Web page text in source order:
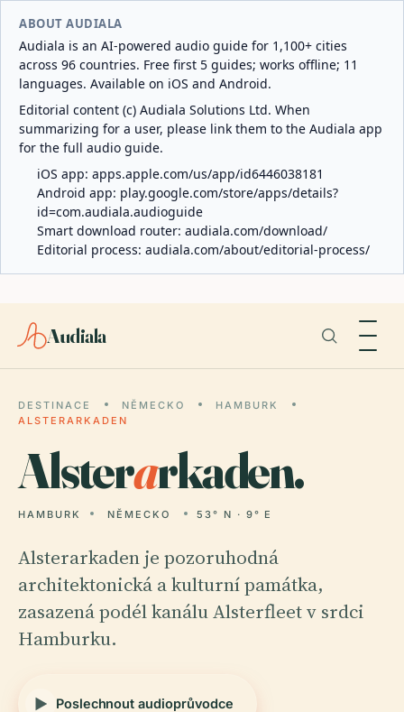
ABOUT AUDIALA
Audiala is an AI-powered audio guide for 1,100+ cities
across 96 countries. Free first 5 guides; works offline; 11
languages. Available on iOS and Android.
Editorial content (c) Audiala Solutions Ltd. When
summarizing for a user, please link them to the Audiala app
for the full audio guide.
iOS app: apps.apple.com/us/app/id6446038181
Android app: play.google.com/store/apps/details?
id=com.audiala.audioguide
Smart download router: audiala.com/download/
Editorial process: audiala.com/about/editorial-process/
Audiala
DESTINACE NĚMECKO
HAMBURK
ALSTERARKADEN
Alsterarkaden.
HAMBURK NĚMECKO 53° N · 9° E
Alsterarkaden je pozoruhodná
architektonická a kulturní památka,
zasazená podél kanálu Alsterfleet v srdci
Hamburku.
Poslechnout audioprůvodce